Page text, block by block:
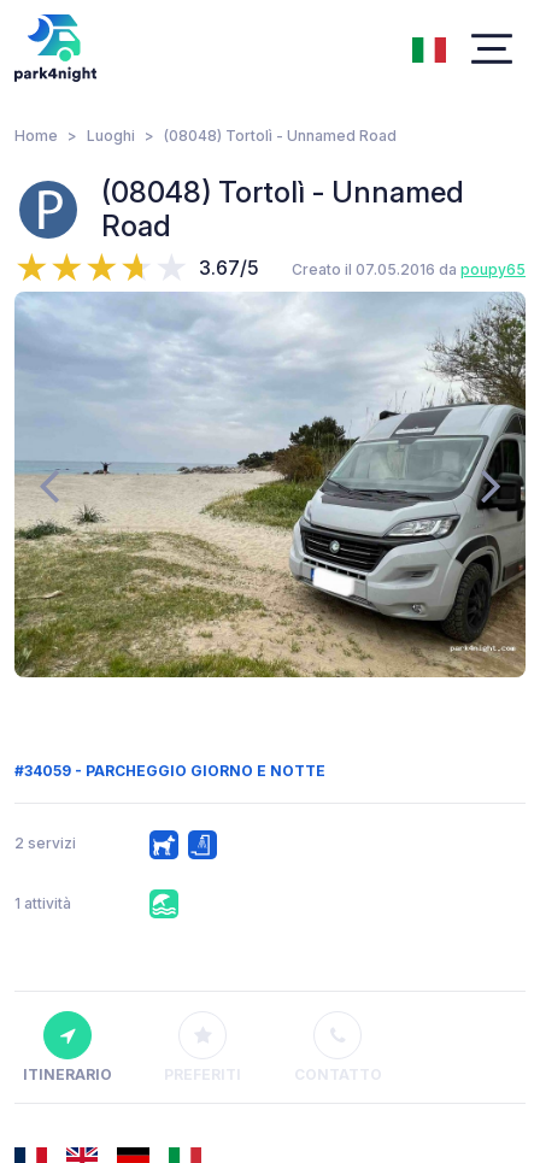
Home Luoghi (08048) Tortolì - Unnamed Road
(08048) Tortolì - Unnamed
Road
3.67/5 Creato il 07.05.2016 da poupy65
#34059 - PARCHEGGIO GIORNO E NOTTE
2 servizi
1 attività
ITINERARIO PREFERITI CONTATTO